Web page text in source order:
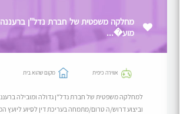
מחלקה משפטית של חברת נדל"ן
מוע�...
אווירה כיפית מקום שהוא בית
למחלקה משפטית של חברת נדל"ן גדולה ומובילה
וביצוע דרוש/ה טרום/מתמחה בעריכת דין לסיוע